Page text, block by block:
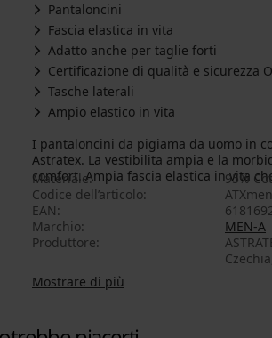
Pantaloncini
Fascia elastica in vita
Adatto anche per taglie forti
Certificazione di qualità e sicurezza
Tasche laterali
Ampio elastico in vita
I pantaloncini da pigiama da uomo in
Astratex. La vestibilita ampia e la
comfort. Ampia fascia elastica in vita
Materiale
95%
Codice dell’articolo
EAN
Marchio
MEN-A
Produttore
Mostrare di più